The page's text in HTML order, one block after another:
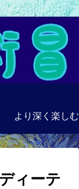
より深く楽しむ
ィーテ